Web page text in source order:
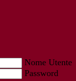
Nome Utente
Password